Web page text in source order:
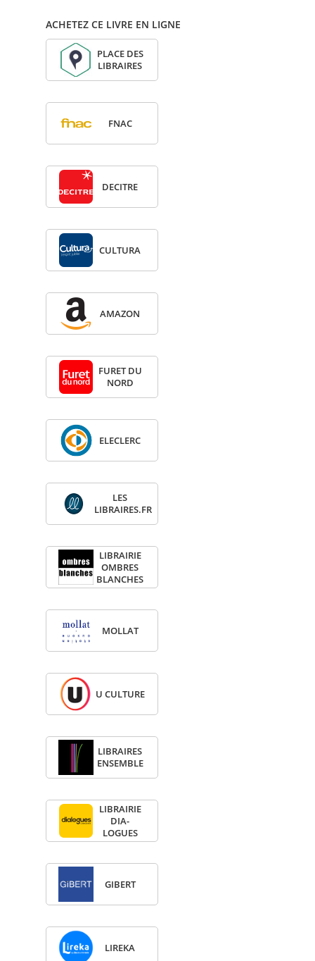
ACHETEZ CE LIVRE EN LIGNE
PLACE DES
LIBRAIRES
FNAC
DECITRE
CULTURA
AMA­ZON
FURET DU
NORD
ELE­CLERC
LES
LIBRAIRES.FR
LIBRAI­RIE
OMBRES
BLANCHES
MOL­LAT
U CULTURE
LIBRAIRES
ENSEMBLE
LIBRAI­RIE
DIA­
LOGUES
GIBERT
LIREKA